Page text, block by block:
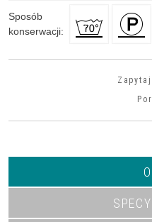
Sposób
konserwacji: